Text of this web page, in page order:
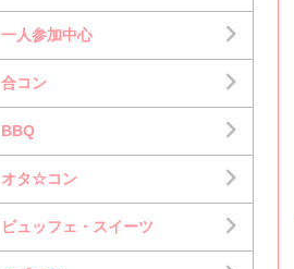
一人参加中心
合コン
BBQ
オタ☆コン
ビュッフェ・スイーツ